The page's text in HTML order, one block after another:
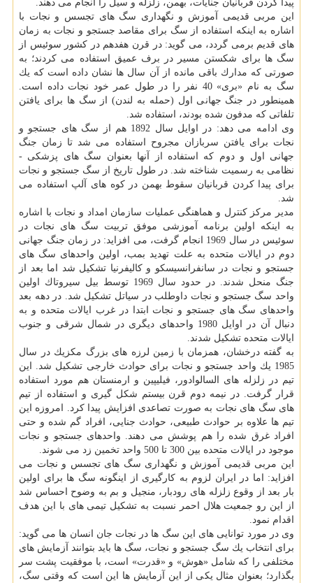
پیدا كردن قربانیان جنایات، بهمن، زلزله و سیل را انجام می دهند.
این مربی قدیمی آموزش و نگهداری سگ های تجسس و نجات با
اشاره به اینكه استفاده از سگ برای مقاصد جستجو و نجات به زمان
های قدیم برمی گردد، می گوید: در قرن هفدهم در كشور سوئیس از
سگ ها برای شكستن مسیر در برف عمیق استفاده می كردند؛ به
صورتی كه مدارك باقی مانده از آن سال ها نشان داده است كه یك
سگ به نام «بری» 40 نفر را در طول عمر خود نجات داده است.
همینطور در جنگ جهانی اول (حمله به لندن) از سگ ها برای یافتن
تلفاتی كه مدفون شده بودند، استفاده شد.
وی ادامه می دهد: در اوایل سال 1892 هم از سگ های جستجو و
نجات برای یافتن سربازان مجروح استفاده می شد تا زمان جنگ
جهانی اول و دوم كه استفاده از آنها بعنوان سگ های پزشكی -
نظامی به رسمیت شناخته شد. در طول تاریخ از سگ جستجو و نجات
برای پیدا كردن قربانیان سقوط بهمن در كوه های آلپ استفاده می
شد.
مدیر مركز كنترل و هماهنگی عملیات سازمان امداد و نجات با اشاره
به اینكه اولین برنامه آموزشی موفق تربیت سگ های نجات در
سوئیس در سال 1969 انجام گرفت، می افزاید: در زمان جنگ جهانی
دوم در ایالات متحده به علت تهدید بمب، اولین واحدهای سگ های
جستجو و نجات در سانفرانسیسكو و كالیفرنیا تشكیل شد اما بعد از
جنگ منحل شدند. در حدود سال 1969 توسط بیل سیروتاك اولین
واحد سگ جستجو و نجات داوطلب در سیاتل تشكیل شد. در دهه بعد
واحدهای سگ های جستجو و نجات ابتدا در غرب ایالات متحده و به
دنبال آن در اوایل 1980 واحدهای دیگری در شمال شرقی و جنوب
ایالات متحده تشكیل شدند.
به گفته درخشان، همزمان با زمین لرزه های بزرگ مكزیك در سال
1985 یك واحد جستجو و نجات برای حوادث خارجی تشكیل شد. این
تیم در زلزله های السالوادور، فیلیپین و ارمنستان هم مورد استفاده
قرار گرفت. در نیمه دوم قرن بیستم شكل گیری و استفاده از تیم
های سگ های نجات به صورت تصاعدی افزایش پیدا كرد. امروزه این
تیم ها علاوه بر حوادث طبیعی، حوادث جنایی، افراد گم شده و حتی
افراد غرق شده را هم پوشش می دهند. واحدهای جستجو و نجات
موجود در ایالات متحده بین 300 تا 500 واحد تخمین زد می شوند.
این مربی قدیمی آموزش و نگهداری سگ های تجسس و نجات می
افزاید: اما در ایران لزوم به كارگیری از اینگونه سگ ها برای اولین
بار بعد از وقوع زلزله های رودبار، منجیل و بم به وضوح احساس شد
از این رو جمعیت هلال احمر نسبت به تشكیل تیمی های با این هدف
اقدام نمود.
وی در مورد توانایی های این سگ ها در نجات جان انسان ها می گوید:
برای انتخاب یك سگ جستجو و نجات، سگ ها باید بتوانند آزمایش های
مختلفی را كه شامل «هوش» و «قدرت» است، با موفقیت پشت سر
بگذارد؛ بعنوان مثال یكی از این آزمایش ها این است كه وقتی سگ،